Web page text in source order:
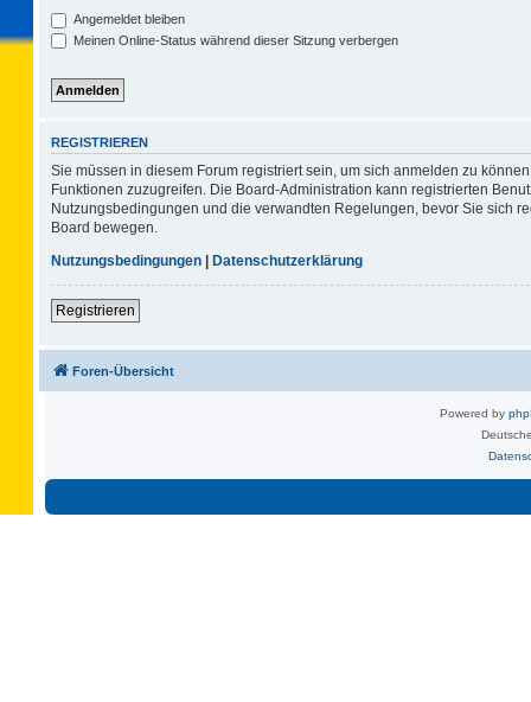
Angemeldet bleiben
Meinen Online-Status während dieser Sitzung verbergen
REGISTRIEREN
Sie müssen in diesem Forum registriert sein, um sich anmelden zu
Funktionen zuzugreifen. Die Board-Administration kann registrierten
Nutzungsbedingungen und die verwandten Regelungen, bevor Sie sich
Board bewegen.
Nutzungsbedingungen | Datenschutzerklärung
Registrieren
Foren-Übersicht
Powered by